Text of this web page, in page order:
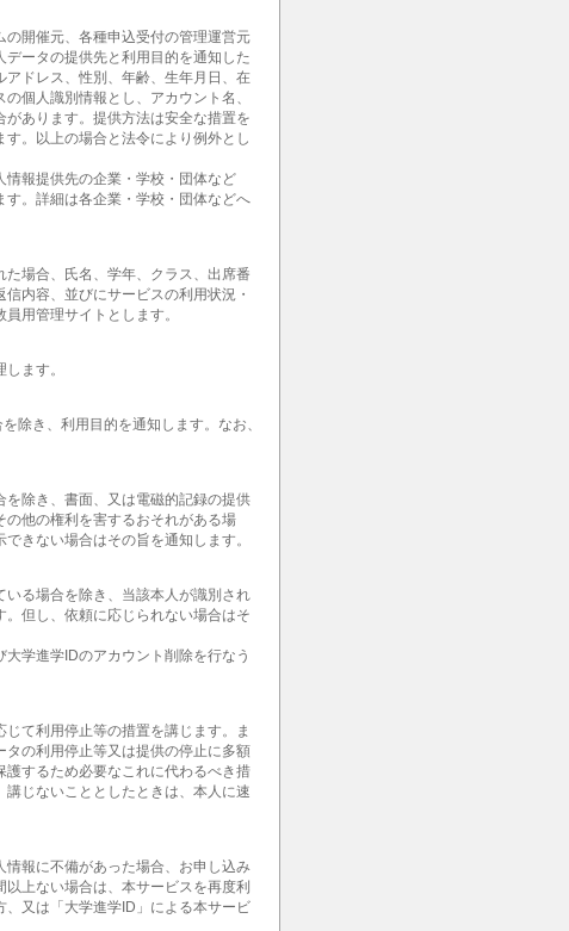
開催元、各種申込受付の管理運営元
ータの提供先と利用目的を通知した
ドレス、性別、年齢、生年月日、在
個人識別情報とし、アカウント名、
あります。提供方法は安全な措置を
。以上の場合と法令により例外とし
報提供先の企業・学校・団体など
。詳細は各企業・学校・団体などへ
場合、氏名、学年、クラス、出席番
内容、並びにサービスの利用状況・
用管理サイトとします。
ます。
除き、利用目的を通知します。なお、
除き、書面、又は電磁的記録の提供
他の権利を害するおそれがある場
きない場合はその旨を通知します。
る場合を除き、当該本人が識別され
但し、依頼に応じられない場合はそ
学進学IDのアカウント削除を行なう
て利用停止等の措置を講じます。ま
の利用停止等又は提供の停止に多額
するため必要なこれに代わるべき措
じないこととしたときは、本人に速
報に不備があった場合、お申し込み
上ない場合は、本サービスを再度利
又は「大学進学ID」による本サービ